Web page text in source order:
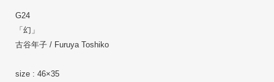
G24
「幻」
古谷年子 / Furuya Toshiko
size : 46×35